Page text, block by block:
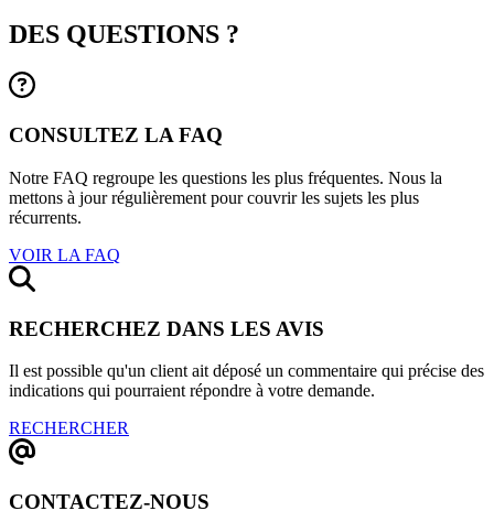
DES QUESTIONS ?
CONSULTEZ LA FAQ
Notre FAQ regroupe les questions les plus fréquentes. Nous la
mettons à jour régulièrement pour couvrir les sujets les plus
récurrents.
VOIR LA FAQ
RECHERCHEZ DANS LES AVIS
Il est possible qu'un client ait déposé un commentaire qui précise des
indications qui pourraient répondre à votre demande.
RECHERCHER
CONTACTEZ-NOUS